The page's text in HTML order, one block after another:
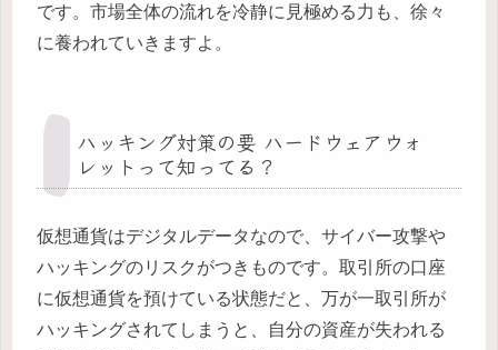
です。市場全体の流れを冷静に見極める力も、徐々
に養われていきますよ。
ハッキング対策の要 ハードウェアウォ
レットって知ってる？
仮想通貨はデジタルデータなので、サイバー攻撃や
ハッキングのリスクがつきものです。取引所の口座
に仮想通貨を預けている状態だと、万が一取引所が
ハッキングされてしまうと、自分の資産が失われる